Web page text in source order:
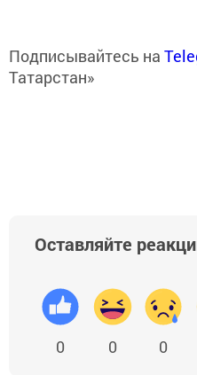
Подписывайтесь на
Татарстан»
Оставляйте
0 0 0